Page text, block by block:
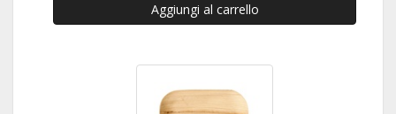
Aggiungi al carrello